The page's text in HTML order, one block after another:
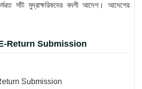
সাঁট মুদ্রাক্ষরিকদের বদলী আদেশ। আদেশের
Return Submission
Submission